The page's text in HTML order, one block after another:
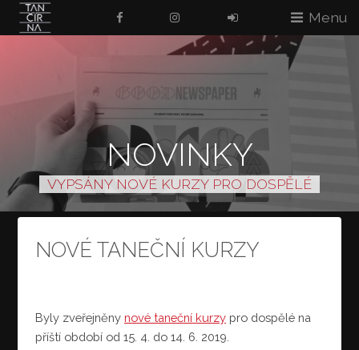
Menu
NOVINKY
VYPSÁNY NOVÉ KURZY PRO DOSPĚLÉ
NOVÉ TANEČNÍ KURZY
Byly zveřejněny nové taneční kurzy pro dospělé na
příští období od 15. 4. do 14. 6. 2019.